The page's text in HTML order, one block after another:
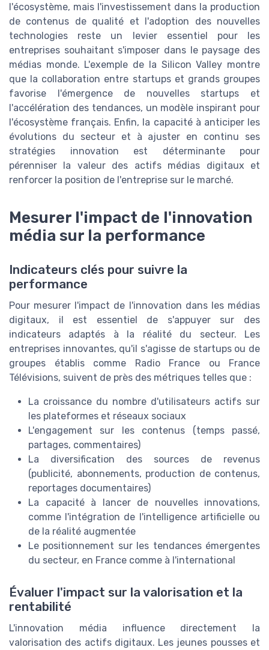
l'écosystème, mais l'investissement dans la production
de contenus de qualité et l'adoption des nouvelles
technologies reste un levier essentiel pour les
entreprises souhaitant s'imposer dans le paysage des
médias monde. L'exemple de la Silicon Valley montre
que la collaboration entre startups et grands groupes
favorise l'émergence de nouvelles startups et
l'accélération des tendances, un modèle inspirant pour
l'écosystème français. Enfin, la capacité à anticiper les
évolutions du secteur et à ajuster en continu ses
stratégies innovation est déterminante pour
pérenniser la valeur des actifs médias digitaux et
renforcer la position de l'entreprise sur le marché.
Mesurer l'impact de l'innovation
média sur la performance
Indicateurs clés pour suivre la
performance
Pour mesurer l'impact de l'innovation dans les médias
digitaux, il est essentiel de s'appuyer sur des
indicateurs adaptés à la réalité du secteur. Les
entreprises innovantes, qu'il s'agisse de startups ou de
groupes établis comme Radio France ou France
Télévisions, suivent de près des métriques telles que :
La croissance du nombre d'utilisateurs actifs sur
les plateformes et réseaux sociaux
L'engagement sur les contenus (temps passé,
partages, commentaires)
La diversification des sources de revenus
(publicité, abonnements, production de contenus,
reportages documentaires)
La capacité à lancer de nouvelles innovations,
comme l'intégration de l'intelligence artificielle ou
de la réalité augmentée
Le positionnement sur les tendances émergentes
du secteur, en France comme à l'international
Évaluer l'impact sur la valorisation et la
rentabilité
L'innovation média influence directement la
valorisation des actifs digitaux. Les jeunes pousses et